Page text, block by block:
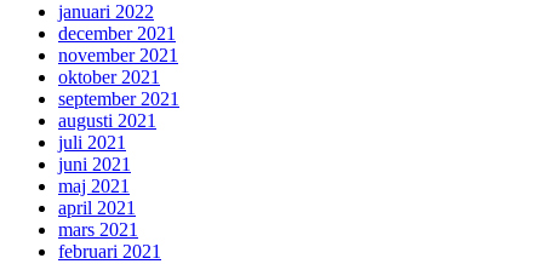
januari 2022
december 2021
november 2021
oktober 2021
september 2021
augusti 2021
juli 2021
juni 2021
maj 2021
april 2021
mars 2021
februari 2021